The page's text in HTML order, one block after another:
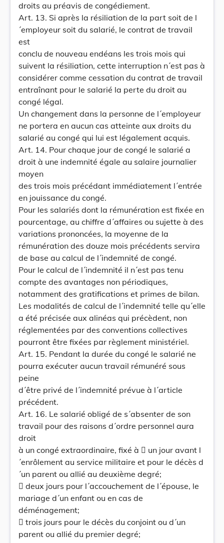
droits au préavis de congédiement.
Art. 13. Si après la résiliation de la part soit de l
´employeur soit du salarié, le contrat de travail
est
conclu de nouveau endéans les trois mois qui
suivent la résiliation, cette interruption n´est pas à
considérer comme cessation du contrat de travail
entraînant pour le salarié la perte du droit au
congé légal.
Un changement dans la personne de l´employeur
ne portera en aucun cas atteinte aux droits du
salarié au congé qui lui est légalement acquis.
Art. 14. Pour chaque jour de congé le salarié a
droit à une indemnité égale au salaire journalier
moyen
des trois mois précédant immédiatement l´entrée
en jouissance du congé.
Pour les salariés dont la rémunération est fixée en
pourcentage, au chiffre d´affaires ou sujette à des
variations prononcées, la moyenne de la
rémunération des douze mois précédents servira
de base au calcul de l´indemnité de congé.
Pour le calcul de l´indemnité il n´est pas tenu
compte des avantages non périodiques,
notamment des gratifications et primes de bilan.
Les modalités de calcul de l´indemnité telle qu´elle
a été précisée aux alinéas qui précèdent, non
réglementées par des conventions collectives
pourront être fixées par règlement ministériel.
Art. 15. Pendant la durée du congé le salarié ne
pourra exécuter aucun travail rémunéré sous
peine
d´être privé de l´indemnité prévue à l´article
précédent.
Art. 16. Le salarié obligé de s´absenter de son
travail pour des raisons d´ordre personnel aura
droit
à un congé extraordinaire, fixé à  un jour avant l
´enrôlement au service militaire et pour le décès d
´un parent ou allié au deuxième degré;
 deux jours pour l´accouchement de l´épouse, le
mariage d´un enfant ou en cas de
déménagement;
 trois jours pour le décès du conjoint ou d´un
parent ou allié du premier degré;